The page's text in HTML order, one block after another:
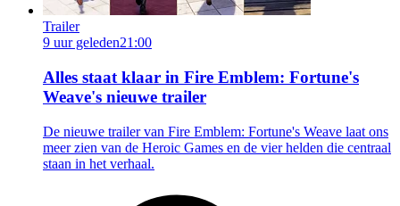
Trailer
9 uur geleden21:00
Alles staat klaar in Fire Emblem: Fortune's
Weave's nieuwe trailer
De nieuwe trailer van Fire Emblem: Fortune's Weave laat ons
meer zien van de Heroic Games en de vier helden die centraal
staan in het verhaal.